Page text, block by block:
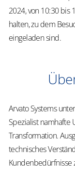
2024, von 10:30 bis
halten, zu dem
eingeladen sind.
Arvato Systems
Spezialist
Transformation.
technisches
Kundenbedürfnisse